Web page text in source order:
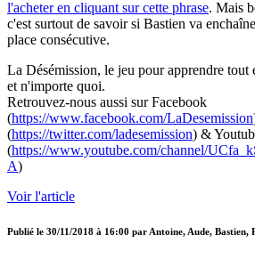
l'acheter en cliquant sur cette phrase. Mais
c'est surtout de savoir si Bastien va
place consécutive.
La Désémission, le jeu pour apprendre
et n'importe quoi.
Retrouvez-nous aussi sur Facebook
(https://www.facebook.com/LaDesemission
(https://twitter.com/ladesemission) &
(https://www.youtube.com/channel/
A)
Voir l'article
Publié le 30/11/2018 à 16:00 parAntoine, Aude, Bastien,